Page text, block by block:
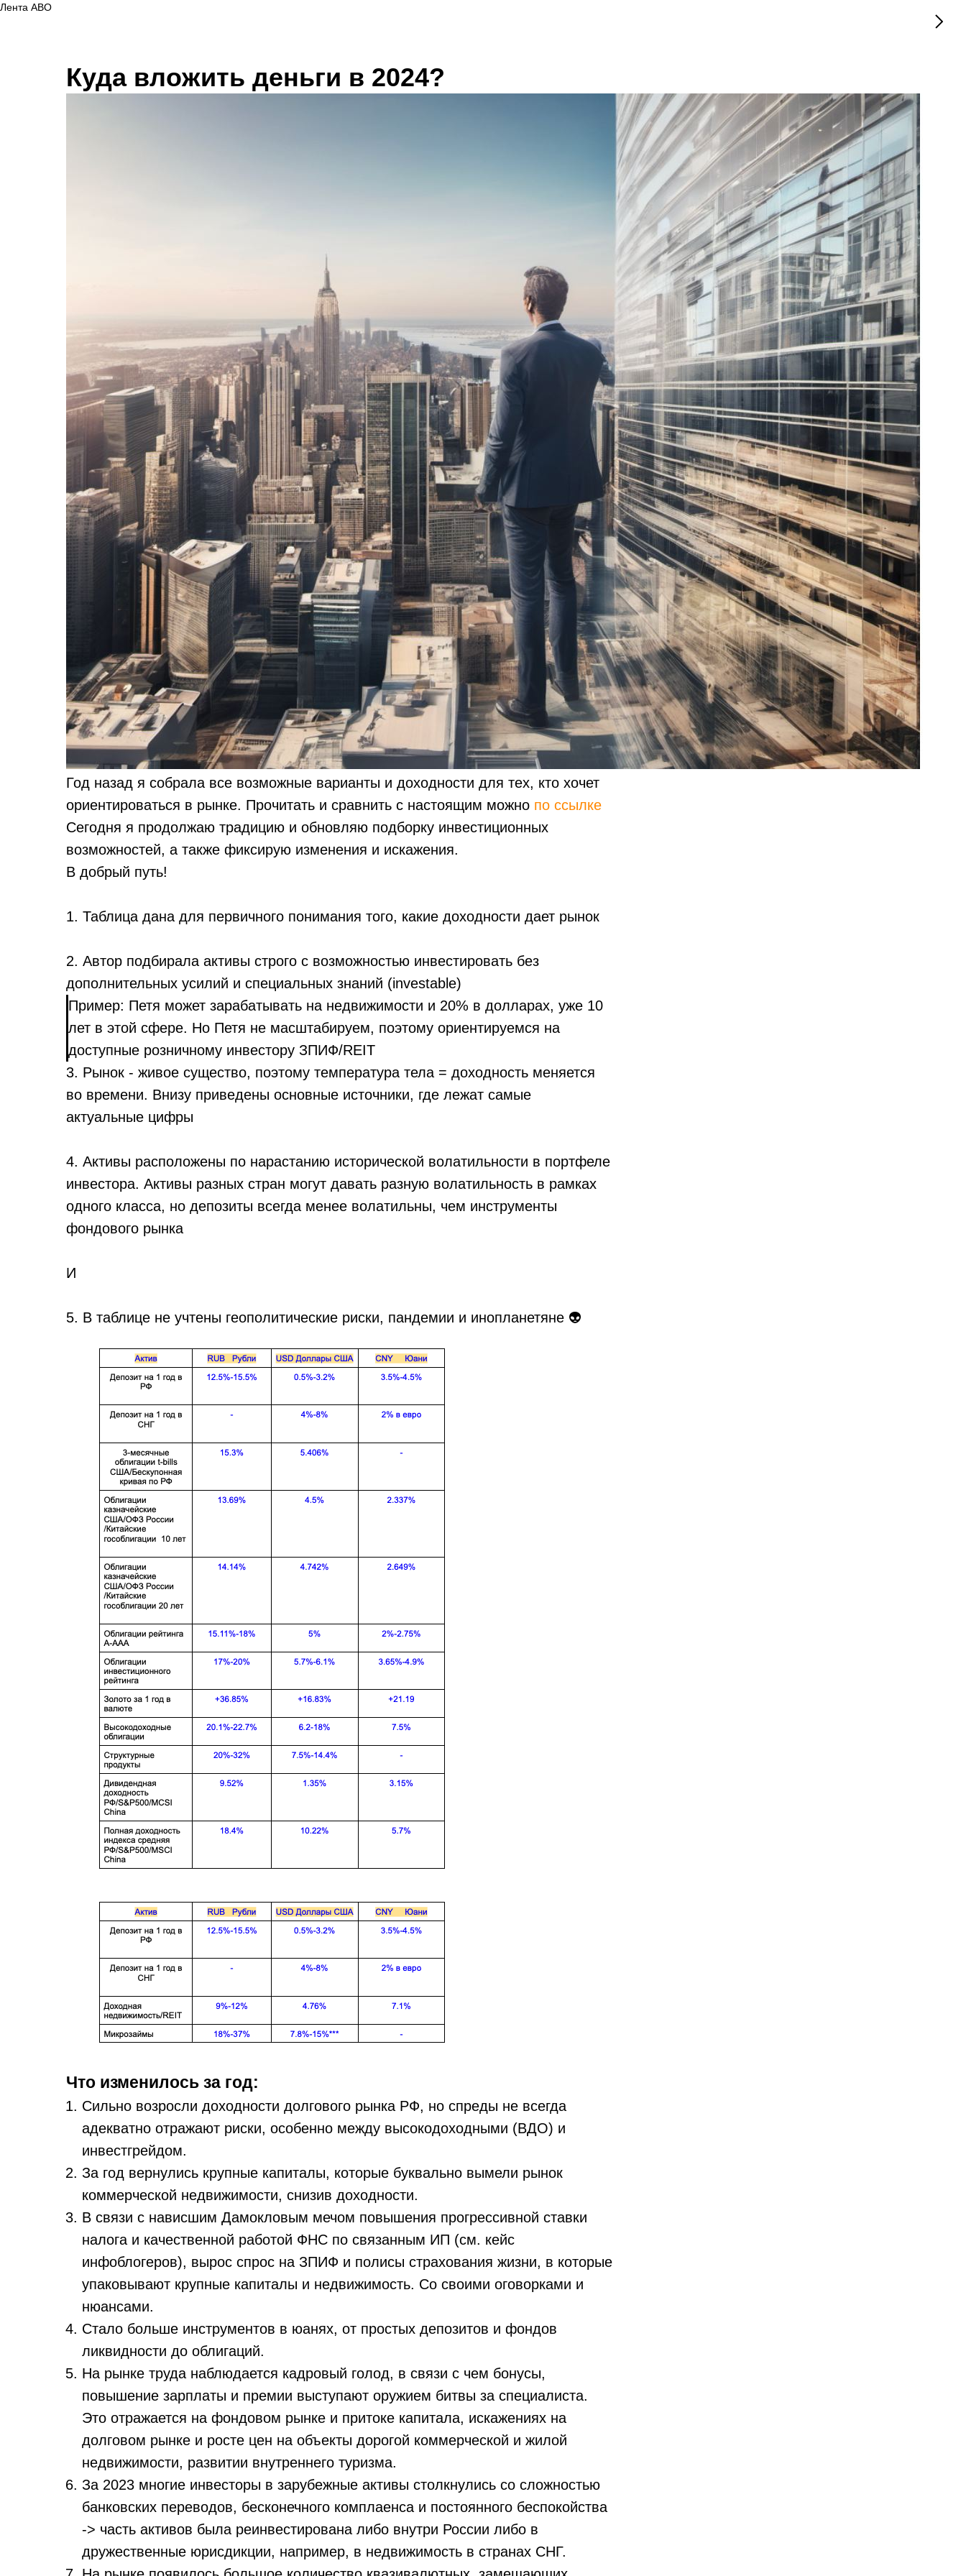
Лента АВО
Куда вложить деньги в 2024?
Год назад я собрала все возможные варианты и доходности для тех, кто хочет
ориентироваться в рынке. Прочитать и сравнить с настоящим можно по ссылке
Сегодня я продолжаю традицию и обновляю подборку инвестиционных
возможностей, а также фиксирую изменения и искажения.
В добрый путь!
1. Таблица дана для первичного понимания того, какие доходности дает рынок
2. Автор подбирала активы строго с возможностью инвестировать без
дополнительных усилий и специальных знаний (investable)
Пример: Петя может зарабатывать на недвижимости и 20% в долларах, уже 10
лет в этой сфере. Но Петя не масштабируем, поэтому ориентируемся на
доступные розничному инвестору ЗПИФ/REIT
3. Рынок - живое существо, поэтому температура тела = доходность меняется
во времени. Внизу приведены основные источники, где лежат самые
актуальные цифры
4. Активы расположены по нарастанию исторической волатильности в портфеле
инвестора. Активы разных стран могут давать разную волатильность в рамках
одного класса, но депозиты всегда менее волатильны, чем инструменты
фондового рынка
И
5. В таблице не учтены геополитические риски, пандемии и инопланетяне 👽
Что изменилось за год:
Сильно возросли доходности долгового рынка РФ, но спреды не всегда
адекватно отражают риски, особенно между высокодоходными (ВДО) и
инвестгрейдом.
За год вернулись крупные капиталы, которые буквально вымели рынок
коммерческой недвижимости, снизив доходности.
В связи с нависшим Дамокловым мечом повышения прогрессивной ставки
налога и качественной работой ФНС по связанным ИП (см. кейс
инфоблогеров), вырос спрос на ЗПИФ и полисы страхования жизни, в которые
упаковывают крупные капиталы и недвижимость. Со своими оговорками и
нюансами.
Стало больше инструментов в юанях, от простых депозитов и фондов
ликвидности до облигаций.
На рынке труда наблюдается кадровый голод, в связи с чем бонусы,
повышение зарплаты и премии выступают оружием битвы за специалиста.
Это отражается на фондовом рынке и притоке капитала, искажениях на
долговом рынке и росте цен на объекты дорогой коммерческой и жилой
недвижимости, развитии внутреннего туризма.
За 2023 многие инвесторы в зарубежные активы столкнулись со сложностью
банковских переводов, бесконечного комплаенса и постоянного беспокойства
-> часть активов была реинвестирована либо внутри России либо в
дружественные юрисдикции, например, в недвижимость в странах СНГ.